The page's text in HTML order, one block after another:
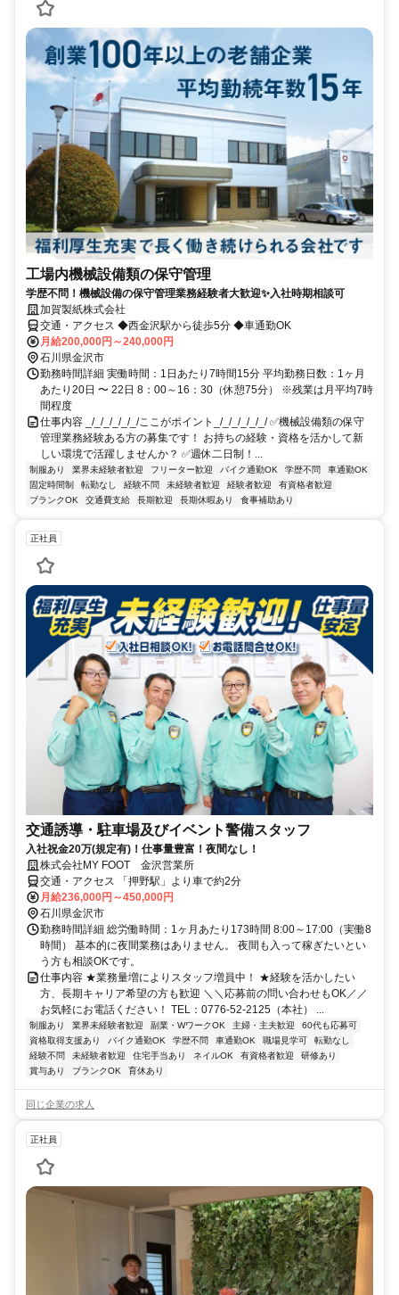
工場内機械設備類の保守管理
学歴不問！機械設備の保守管理業務経験者大歓迎✨入社時期相談可
加賀製紙株式会社
交通・アクセス ◆西金沢駅から徒歩5分 ◆車通勤OK
月給200,000円～240,000円
石川県金沢市
勤務時間詳細 実働時間：1日あたり7時間15分 平均勤務日数：1ヶ月
あたり20日 〜 22日 8：00～16：30（休憩75分） ※残業は月平均7時
間程度
仕事内容 _/_/_/_/_/_/ここがポイント_/_/_/_/_/_/ ✅機械設備類の保守
管理業務経験ある方の募集です！ お持ちの経験・資格を活かして新
しい環境で活躍しませんか？ ✅週休二日制！...
制服あり 業界未経験者歓迎 フリーター歓迎 バイク通勤OK 学歴不問
車通勤OK
固定時間制
転勤なし 経験不問 未経験者歓迎 経験者歓迎
有資格者歓迎
ブランクOK
交通費支給 長期歓迎 長期休暇あり 食事補助あり
正社員
交通誘導・駐車場及びイベント警備スタッフ
入社祝金20万(規定有)！仕事量豊富！夜間なし！
株式会社MY FOOT 金沢営業所
交通・アクセス 「押野駅」より車で約2分
月給236,000円～450,000円
石川県金沢市
勤務時間詳細 総労働時間：1ヶ月あたり173時間 8:00～17:00（実働8
時間） 基本的に夜間業務はありません。 夜間も入って稼ぎたいとい
う方も相談OKです。
仕事内容 ★業務量増によりスタッフ増員中！ ★経験を活かしたい
方、長期キャリア希望の方も歓迎 ＼＼応募前の問い合わせもOK／／
お気軽にお電話ください！ TEL：0776-52-2125（本社） ...
制服あり 業界未経験者歓迎 副業・WワークOK 主婦・主夫歓迎
60代も応募可
資格取得支援あり
バイク通勤OK 学歴不問 車通勤OK 職場見学可
転勤なし
経験不問
未経験者歓迎 住宅手当あり ネイルOK 有資格者歓迎
研修あり
賞与あり
ブランクOK 育休あり
同じ企業の求人
正社員